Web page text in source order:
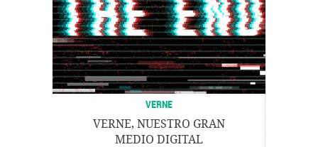
VERNE
VERNE, NUESTRO GRAN
MEDIO DIGITAL